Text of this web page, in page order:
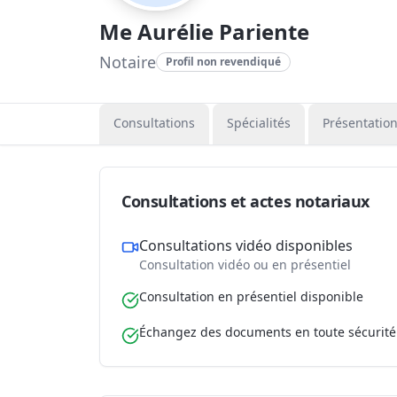
Me Aurélie Pariente
Notaire Profil non revendiqué
Consultations Spécialités Présentation
Consultations et actes notariaux
Consultations vidéo disponibles
Consultation vidéo ou en présentiel
Consultation en présentiel disponible
Échangez des documents en toute sécurité